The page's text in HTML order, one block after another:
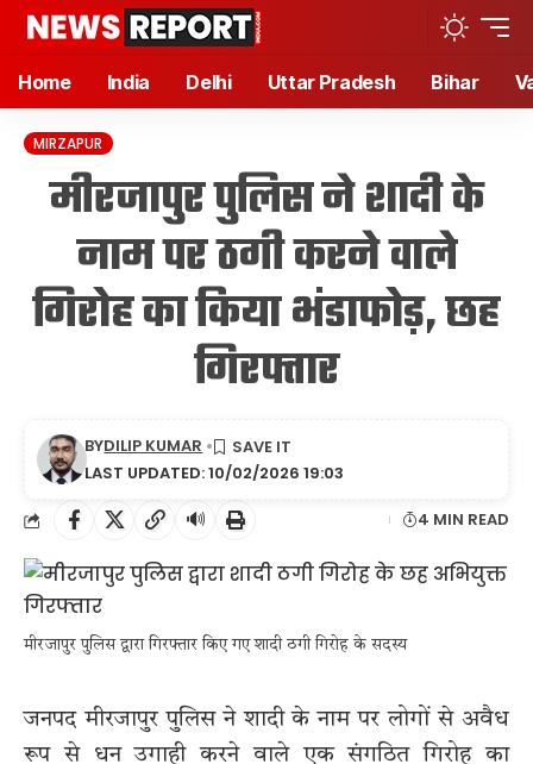
Home India Delhi Uttar Pradesh Bihar
MIRZAPUR
मीरजापुर पुलिस ने शादी के
नाम पर ठगी करने वाले
गिरोह का किया भंडाफोड़, छह
गिरफ्तार
LAST UPDATED: 10/02/2026 19:03
BYDILIP KUMAR
🔊 4 MIN READ
मीरजापुर पुलिस द्वारा गिरफ्तार किए गए शादी ठगी गिरोह के सदस्य
जनपद मीरजापुर पुलिस ने शादी के नाम पर लोगों से अवैध
रूप से धन उगाही करने वाले एक संगठित गिरोह का